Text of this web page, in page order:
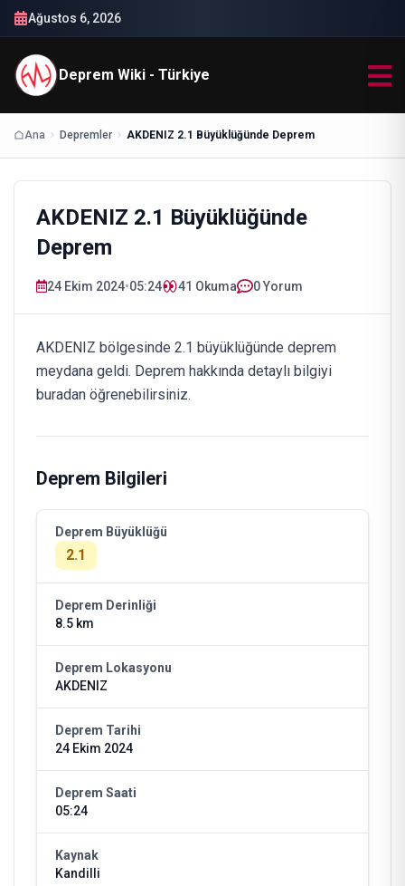
Ağustos 6, 2026
Deprem Wiki - Türkiye
Ana Depremler AKDENIZ 2.1 Büyüklüğünde Deprem
AKDENIZ 2.1 Büyüklüğünde
Deprem
24 Ekim 2024•05:24 41 Okuma 0 Yorum
AKDENIZ bölgesinde 2.1 büyüklüğünde deprem
meydana geldi. Deprem hakkında detaylı bilgiyi
buradan öğrenebilirsiniz.
Deprem Bilgileri
Deprem Büyüklüğü
2.1
Deprem Derinliği
8.5 km
Deprem Lokasyonu
AKDENIZ
Deprem Tarihi
24 Ekim 2024
Deprem Saati
05:24
Kaynak
Kandilli